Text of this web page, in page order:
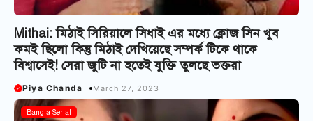
Mithai: মিঠাই সিরিয়ালে সিধাই এর মধ্যে ক্লোজ সিন খুব
কমই ছিলো কিন্তু মিঠাই দেখিয়েছে সম্পর্ক টিকে থাকে
বিশ্বাসেই! সেরা জুটি না হতেই যুক্তি তুলছে ভক্তরা
Piya Chanda March 27, 2023
Bangla Serial